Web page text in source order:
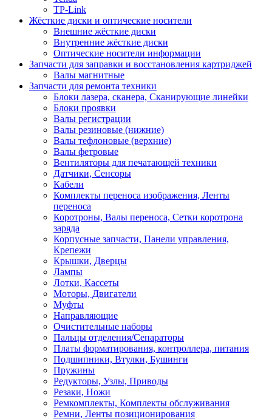
TP-Link
Жёсткие диски и оптические носители
Внешние жёсткие диски
Внутренние жёсткие диски
Оптические носители информации
Запчасти для заправки и восстановления картриджей
Валы магнитные
Запчасти для ремонта техники
Блоки лазера, сканера, Сканирующие линейки
Блоки проявки
Валы регистрации
Валы резиновые (нижние)
Валы тефлоновые (верхние)
Валы фетровые
Вентиляторы для печатающей техники
Датчики, Сенсоры
Кабели
Комплекты переноса изображения, Ленты
переноса
Коротроны, Валы переноса, Сетки коротрона
заряда
Корпусные запчасти, Панели управления,
Крепежи
Крышки, Дверцы
Лампы
Лотки, Кассеты
Моторы, Двигатели
Муфты
Направляющие
Очистительные наборы
Пальцы отделения/Сепараторы
Платы форматирования, контроллера, питания
Подшипники, Втулки, Бушинги
Пружины
Редукторы, Узлы, Приводы
Резаки, Ножи
Ремкомплекты, Комплекты обслуживания
Ремни, Ленты позиционирования